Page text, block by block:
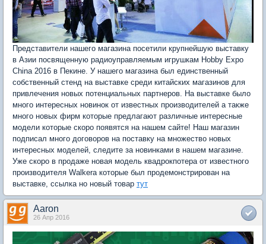
Представители нашего магазина посетили крупнейшую выставку
в Азии посвященную радиоуправляемым игрушкам Hobby Expo
China 2016 в Пекине. У нашего магазина был единственный
собственный стенд на выставке среди китайских магазинов для
привлечения новых потенциальных партнеров. На выставке было
много интересных новинок от известных производителей а также
много новых фирм которые предлагают различные интересные
модели которые скоро появятся на нашем сайте! Наш магазин
подписал много договоров на поставку на множество новых
интересных моделей, следите за новинками в нашем магазине.
Уже скоро в продаже новая модель квадрокпотера от известного
производителя Walkera которые был продемонстрирован на
выставке, ссылка но новый товар тут
Aaron
26 Апр 2016